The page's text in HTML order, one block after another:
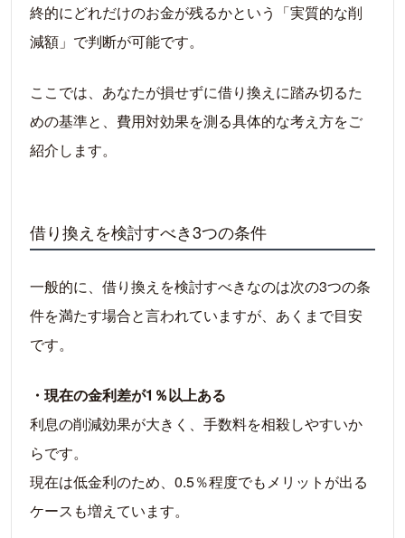
終的にどれだけのお金が残るかという「実質的な削
減額」で判断が可能です。
ここでは、あなたが損せずに借り換えに踏み切るた
めの基準と、費用対効果を測る具体的な考え方をご
紹介します。
借り換えを検討すべき3つの条件
一般的に、借り換えを検討すべきなのは次の3つの条
件を満たす場合と言われていますが、あくまで目安
です。
・現在の金利差が1％以上ある
利息の削減効果が大きく、手数料を相殺しやすいか
らです。
現在は低金利のため、0.5％程度でもメリットが出る
ケースも増えています。